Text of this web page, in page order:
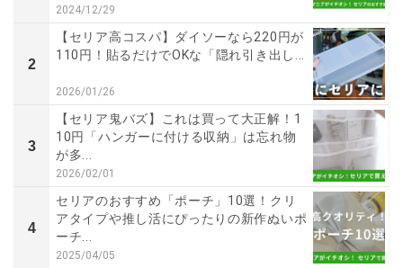
2024/12/29
2
【セリア高コスパ】ダイソーなら220円が
110円！貼るだけでOKな「隠れ引き出し...
2026/01/26
3
【セリア鬼バズ】これは買って大正解！1
10円「ハンガーに付ける収納」は忘れ物
が多...
2026/02/01
4
セリアのおすすめ「ポーチ」10選！クリ
アタイプや推し活にぴったりの新作ぬいポ
ーチ...
2025/04/05